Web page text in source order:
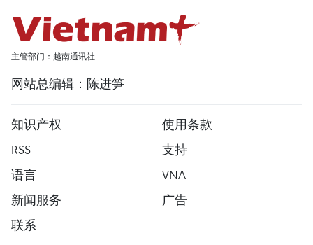
主管部门：越南通讯社
网站总编辑：陈进笋
知识产权
使用条款
RSS
支持
语言
VNA
新闻服务
广告
联系